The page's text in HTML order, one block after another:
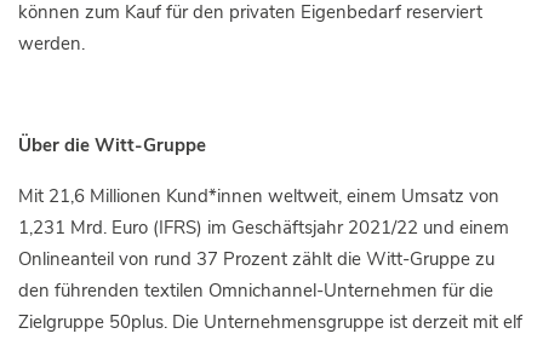
können zum Kauf für den privaten Eigenbedarf reserviert
werden.
Über die Witt-Gruppe
Mit 21,6 Millionen Kund*innen weltweit, einem Umsatz von
1,231 Mrd. Euro (IFRS) im Geschäftsjahr 2021/22 und einem
Onlineanteil von rund 37 Prozent zählt die Witt-Gruppe zu
den führenden textilen Omnichannel-Unternehmen für die
Zielgruppe 50plus. Die Unternehmensgruppe ist derzeit mit elf